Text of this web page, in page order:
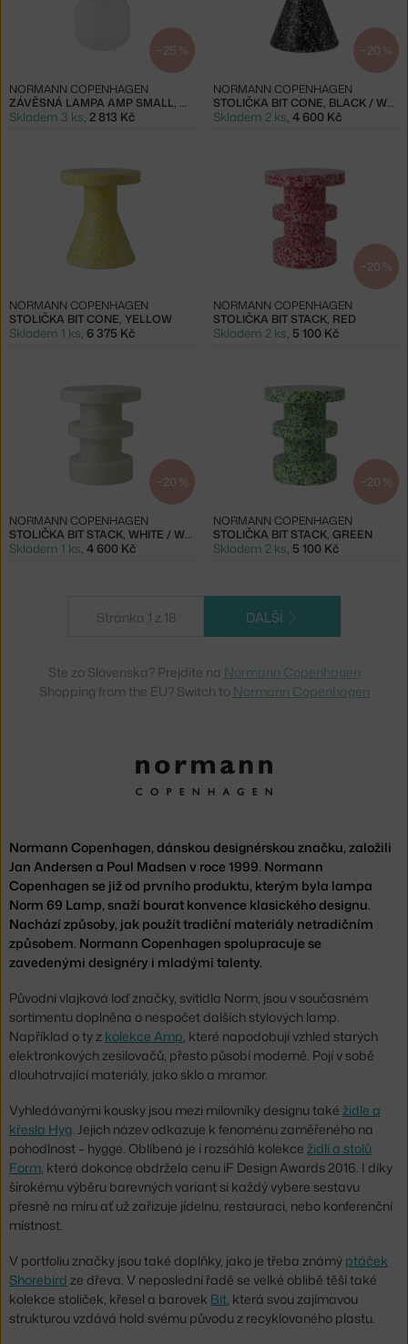
Normann Copenhagen, dánskou designérskou značku, založili
Jan Andersen a Poul Madsen v roce 1999. Normann
Copenhagen se již od prvního produktu, kterým byla lampa
Norm 69 Lamp, snaží bourat konvence klasického designu.
Nachází způsoby, jak použít tradiční materiály netradičním
způsobem. Normann Copenhagen spolupracuje se
zavedenými designéry i mladými talenty.
Původní vlajková loď značky, svítidla Norm, jsou v současném
sortimentu doplněna o nespočet dalších stylových lamp.
Například o ty z kolekce Amp, které napodobují vzhled starých
elektronkových zesilovačů, přesto působí moderně. Pojí v sobě
dlouhotrvající materiály, jako sklo a mramor.
Vyhledávanými kousky jsou mezi milovníky designu také židle a
křesla Hyg. Jejich název odkazuje k fenoménu zaměřeného na
pohodlnost – hygge. Oblíbená je i rozsáhlá kolekce židlí a stolů
Form, která dokonce obdržela cenu iF Design Awards 2016. I díky
širokému výběru barevných variant si každý vybere sestavu
přesně na míru ať už zařizuje jídelnu, restauraci, nebo konferenční
místnost.
V portfoliu značky jsou také doplňky, jako je třeba známý ptáček
Shorebird ze dřeva. V neposlední řadě se velké oblibě těší také
kolekce stoliček, křesel a barovek Bit, která svou zajímavou
strukturou vzdává hold svému původu z recyklovaného plastu.
−25 %
ZÁVĚSNÁ LAMPA AMP SMALL, WHITE / MATT
NORMANN COPENHAGEN
Skladem 3 ks 2 813 Kč
−20 %
STOLIČKA BIT CONE, BLACK / WHITE
NORMANN COPENHAGEN
Skladem 2 ks 4 600 Kč
STOLIČKA BIT CONE, YELLOW
NORMANN COPENHAGEN
Skladem 1 ks 6 375 Kč
−20 %
STOLIČKA BIT STACK, RED
NORMANN COPENHAGEN
Skladem 2 ks 5 100 Kč
−20 %
STOLIČKA BIT STACK, WHITE / WHITE
NORMANN COPENHAGEN
Skladem 1 ks, 4 600 Kč
−20 %
STOLIČKA BIT STACK, GREEN
NORMANN COPENHAGEN
Skladem 2 ks, 5 100 Kč
Stránka 1 z 18 DALŠÍ
Ste zo Slovenska? Prejdite na Normann Copenhagen
Shopping from the EU? Switch to Normann Copenhagen